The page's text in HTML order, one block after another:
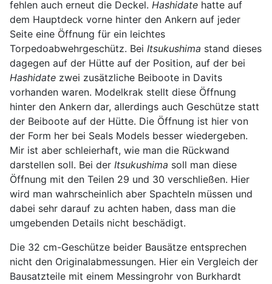
fehlen auch erneut die Deckel. Hashidate hatte auf
dem Hauptdeck vorne hinter den Ankern auf jeder
Seite eine Öffnung für ein leichtes
Torpedoabwehrgeschütz. Bei Itsukushima stand dieses
dagegen auf der Hütte auf der Position, auf der bei
Hashidate zwei zusätzliche Beiboote in Davits
vorhanden waren. Modelkrak stellt diese Öffnung
hinter den Ankern dar, allerdings auch Geschütze statt
der Beiboote auf der Hütte. Die Öffnung ist hier von
der Form her bei Seals Models besser wiedergeben.
Mir ist aber schleierhaft, wie man die Rückwand
darstellen soll. Bei der Itsukushima soll man diese
Öffnung mit den Teilen 29 und 30 verschließen. Hier
wird man wahrscheinlich aber Spachteln müssen und
dabei sehr darauf zu achten haben, dass man die
umgebenden Details nicht beschädigt.
Die 32 cm-Geschütze beider Bausätze entsprechen
nicht den Originalabmessungen. Hier ein Vergleich der
Bausatzteile mit einem Messingrohr von Burkhardt